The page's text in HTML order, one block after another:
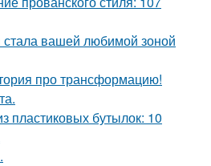
стала вашей любимой зоной
про трансформацию!
пластиковых бутылок: 10